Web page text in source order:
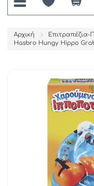
Αρχική Επιτραπέζια-
Hasbro Hungy Hippo Grab